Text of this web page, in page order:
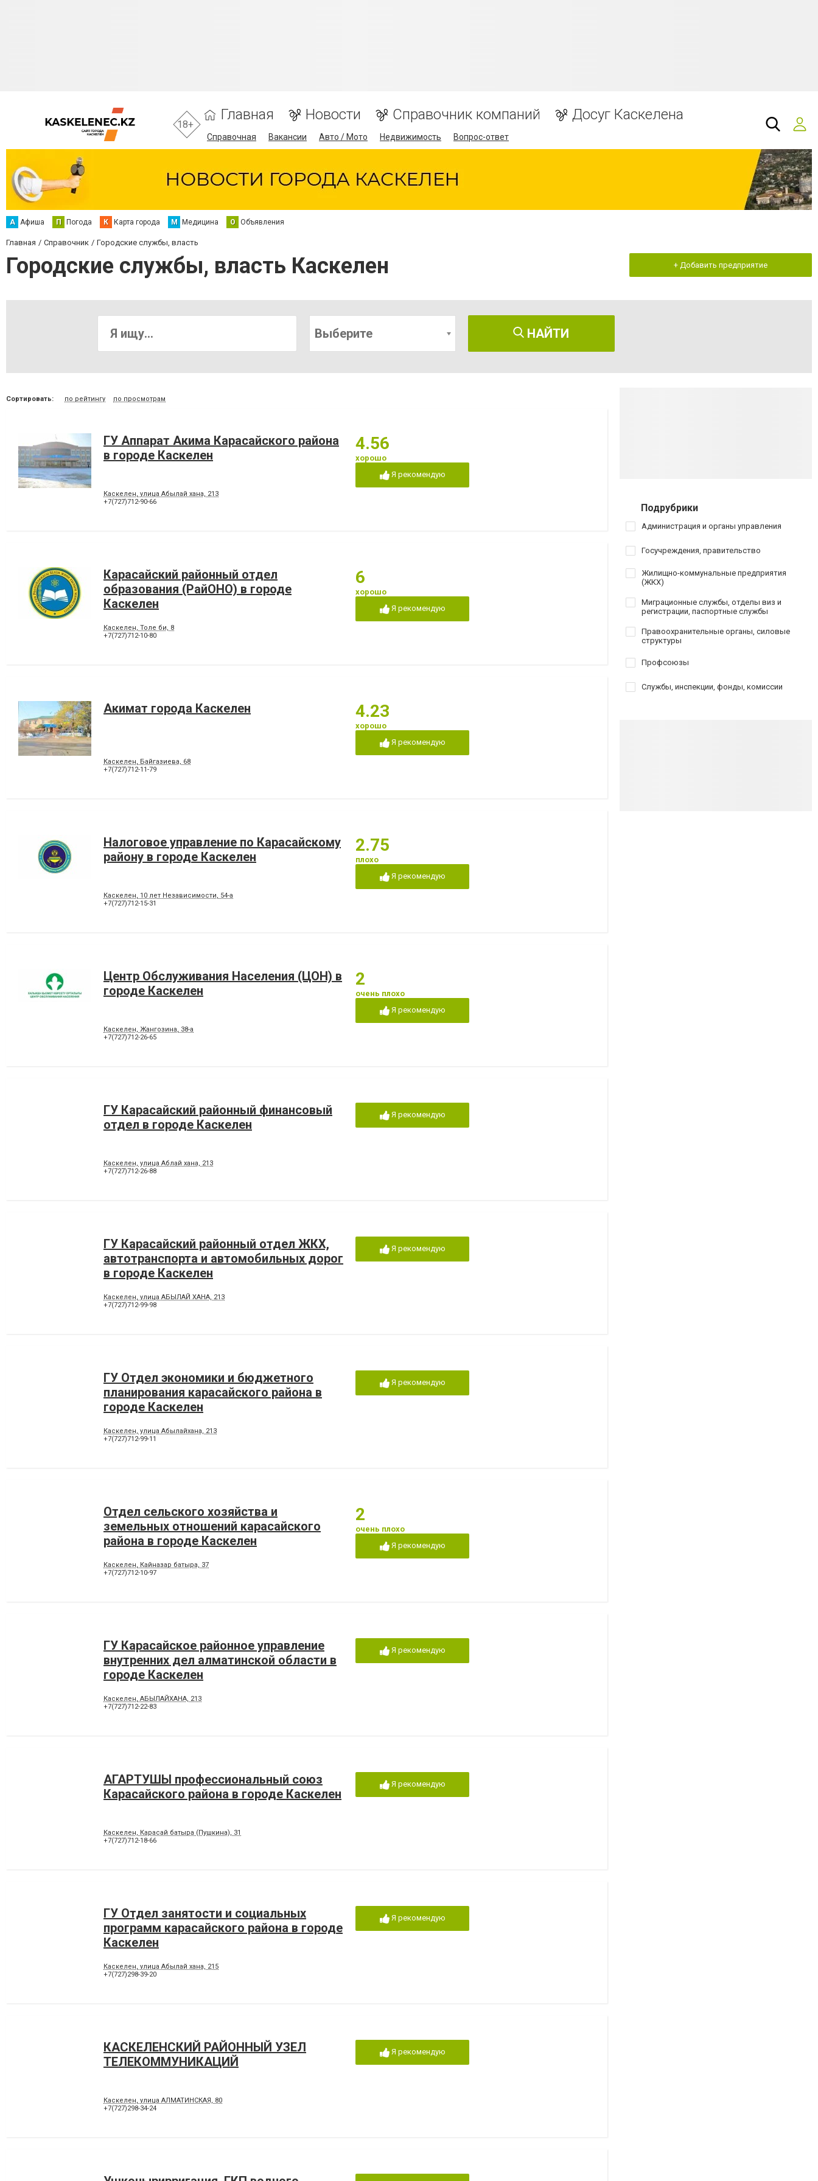
18+
Главная Новости Справочник компаний Досуг Каскелена
Справочная Вакансии Авто / Мото Недвижимость Вопрос-ответ
А Афиша П Погода К Карта города М Медицина О Объявления
Главная Справочник Городские службы, власть
Городские службы, власть Каскелен + Добавить предприятие
Выберите НАЙТИ
Сортировать: по рейтингу по просмотрам
ГУ Аппарат Акима Карасайского района
в городе Каскелен
Каскелен, улица Абылай хана, 213
+7(727)712-90-66
4.56
хорошо
Я рекомендую
Карасайский районный отдел
образования (РайОНО) в городе
Каскелен
Каскелен, Толе би, 8
+7(727)712-10-80
6
хорошо
Я рекомендую
Акимат города Каскелен
Каскелен, Байгазиева, 68
+7(727)712-11-79
4.23
хорошо
Я рекомендую
Налоговое управление по Карасайскому
району в городе Каскелен
Каскелен, 10 лет Независимости, 54-а
+7(727)712-15-31
2.75
плохо
Я рекомендую
Центр Обслуживания Населения (ЦОН) в
городе Каскелен
Каскелен, Жангозина, 38-а
+7(727)712-26-65
2
очень плохо
Я рекомендую
ГУ Карасайский районный финансовый
отдел в городе Каскелен
Каскелен, улица Аблай хана, 213
+7(727)712-26-88
Я рекомендую
ГУ Карасайский районный отдел ЖКХ,
автотранспорта и автомобильных дорог
в городе Каскелен
Каскелен, улица АБЫЛАЙ ХАНА, 213
+7(727)712-99-98
Я рекомендую
ГУ Отдел экономики и бюджетного
планирования карасайского района в
городе Каскелен
Каскелен, улица Абылайхана, 213
+7(727)712-99-11
Я рекомендую
Отдел сельского хозяйства и
земельных отношений карасайского
района в городе Каскелен
Каскелен, Кайназар батыра, 37
+7(727)712-10-97
2
очень плохо
Я рекомендую
ГУ Карасайское районное управление
внутренних дел алматинской области в
городе Каскелен
Каскелен, АБЫЛАЙХАНА, 213
+7(727)712-22-83
Я рекомендую
АГАРТУШЫ профессиональный союз
Карасайского района в городе Каскелен
Каскелен, Карасай батыра (Пушкина), 31
+7(727)712-18-66
Я рекомендую
ГУ Отдел занятости и социальных
программ карасайского района в городе
Каскелен
Каскелен, улица Абылай хана, 215
+7(727)298-39-20
Я рекомендую
КАСКЕЛЕНСКИЙ РАЙОННЫЙ УЗЕЛ
ТЕЛЕКОММУНИКАЦИЙ
Каскелен, улица АЛМАТИНСКАЯ, 80
+7(727)298-34-24
Я рекомендую
Подрубрики
Администрация и органы управления
Госучреждения, правительство
Жилищно-коммунальные предприятия
(ЖКХ)
Миграционные службы, отделы виз и
регистрации, паспортные службы
Правоохранительные органы, силовые
структуры
Профсоюзы
Службы, инспекции, фонды, комиссии